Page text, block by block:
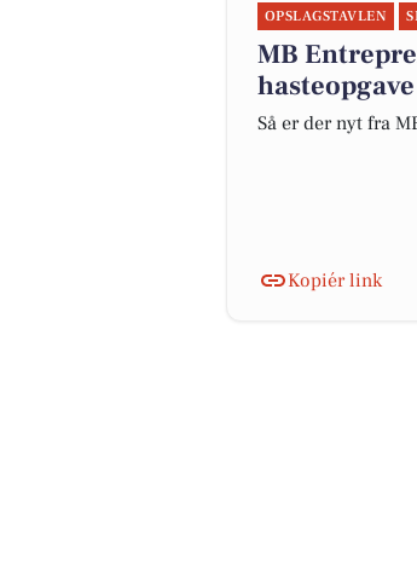
OPSLAGSTAVLEN
MB
Så er der nyt fra
Kopiér link